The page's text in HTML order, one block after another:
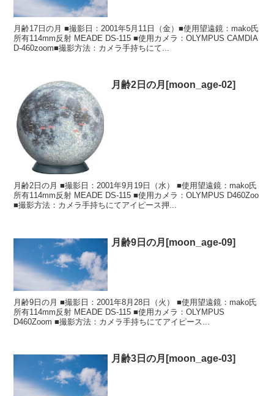
月齢17日の月 ■撮影日：2001年5月11日（金）■使用望遠鏡：mako氏
所有114mm反射 MEADE DS-115 ■使用カメラ：OLYMPUS CAMDIA
D-460zoom■撮影方法：カメラ手持ちにて...
月齢2日の月[moon_age-02]
月齢2日の月 ■撮影日：2001年9月19日（水） ■使用望遠鏡：mako氏
所有114mm反射 MEADE DS-115 ■使用カメラ：OLYMPUS D460Zoo
■撮影方法：カメラ手持ちにてアイピース押...
月齢9日の月[moon_age-09]
月齢9日の月 ■撮影日：2001年8月28日（火） ■使用望遠鏡：mako氏
所有114mm反射 MEADE DS-115 ■使用カメラ：OLYMPUS
D460Zoom ■撮影方法：カメラ手持ちにてアイピース...
月齢3日の月[moon_age-03]